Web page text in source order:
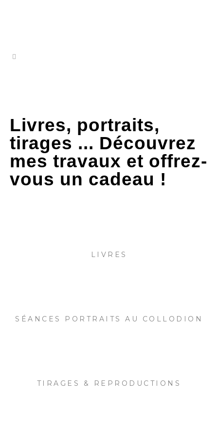
Livres, portraits,
tirages ... Découvrez
mes travaux et offrez-
vous un cadeau !
LIVRES
SÉANCES PORTRAITS AU COLLODION
TIRAGES & REPRODUCTIONS